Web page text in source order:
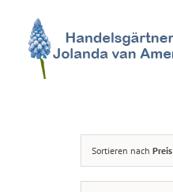
Inhalt
springen
Sortieren nach Preis